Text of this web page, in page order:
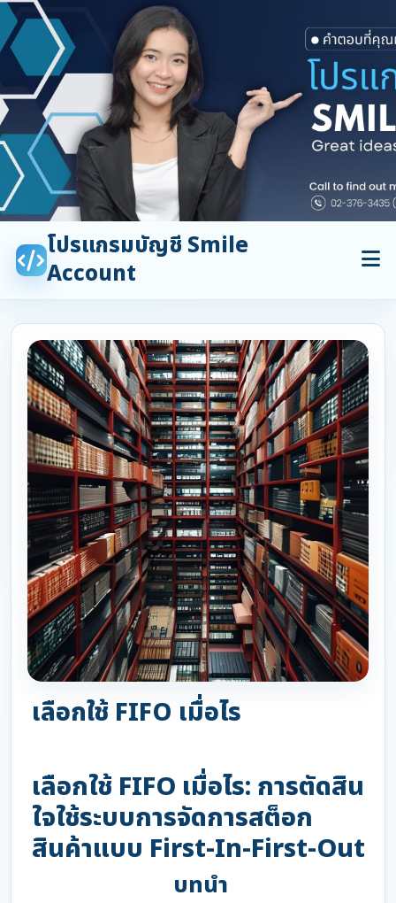
โปรแกรมบัญชี Smile
Account
เลือกใช้ FIFO เมื่อไร
เลือกใช้ FIFO เมื่อไร: การตัดสิน
ใจใช้ระบบการจัดการสต็อก
สินค้าแบบ First-In-First-Out
บทนำ